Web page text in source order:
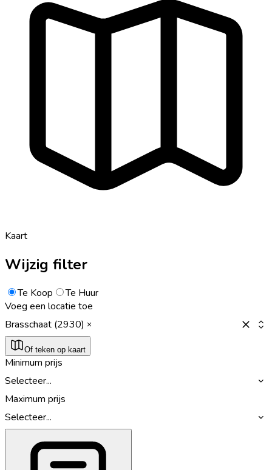
Kaart
Wijzig filter
Te Koop
Te Huur
Voeg een locatie toe
Brasschaat (2930)
Of teken op kaart
Minimum prijs
Selecteer...
Maximum prijs
Selecteer...